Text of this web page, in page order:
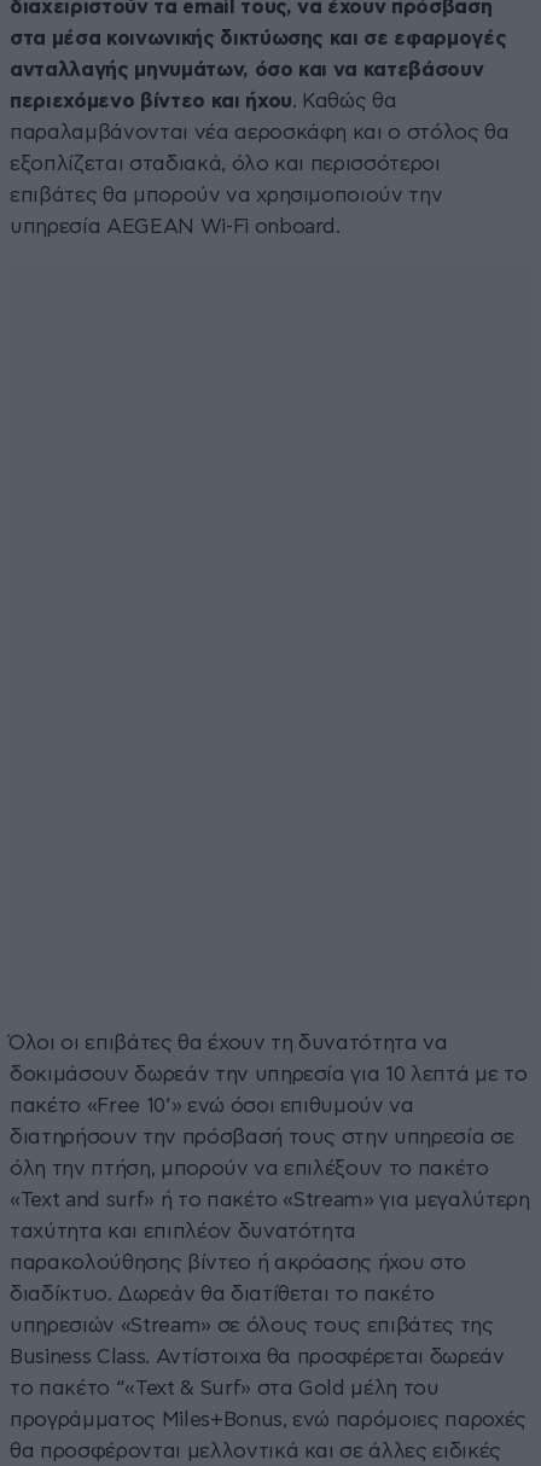
διαχειριστούν τα email τους, να έχουν πρόσβαση
στα μέσα κοινωνικής δικτύωσης και σε εφαρμογές
ανταλλαγής μηνυμάτων, όσο και να κατεβάσουν
περιεχόμενο βίντεο και ήχου. Καθώς θα
παραλαμβάνονται νέα αεροσκάφη και ο στόλος θα
εξοπλίζεται σταδιακά, όλο και περισσότεροι
επιβάτες θα μπορούν να χρησιμοποιούν την
υπηρεσία AEGEAN Wi-Fi onboard.
Όλοι οι επιβάτες θα έχουν τη δυνατότητα να
δοκιμάσουν δωρεάν την υπηρεσία για 10 λεπτά με το
πακέτο «Free 10’» ενώ όσοι επιθυμούν να
διατηρήσουν την πρόσβασή τους στην υπηρεσία σε
όλη την πτήση, μπορούν να επιλέξουν το πακέτο
«Text and surf» ή το πακέτο «Stream» για μεγαλύτερη
ταχύτητα και επιπλέον δυνατότητα
παρακολούθησης βίντεο ή ακρόασης ήχου στο
διαδίκτυο. Δωρεάν θα διατίθεται τo πακέτο
υπηρεσιών «Stream» σε όλους τους επιβάτες της
Business Class. Αντίστοιχα θα προσφέρεται δωρεάν
το πακέτο “«Text & Surf» στα Gold μέλη του
προγράμματος Miles+Bonus, ενώ παρόμοιες παροχές
θα προσφέρονται μελλοντικά και σε άλλες ειδικές